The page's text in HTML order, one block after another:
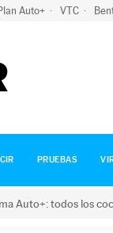
Auto+ VTC
PRUEBAS
Auto+: todos los